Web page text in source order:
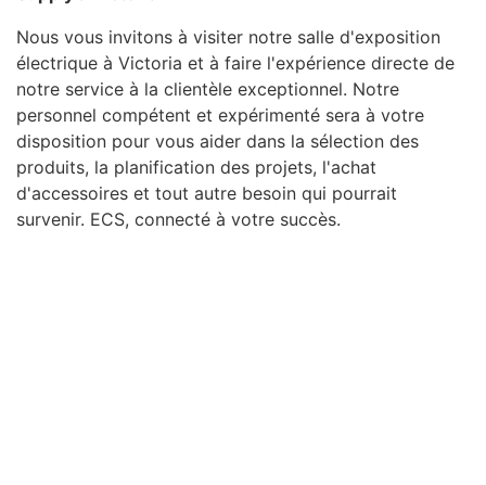
Nous vous invitons à visiter notre salle d'exposition
électrique à Victoria et à faire l'expérience directe de
notre service à la clientèle exceptionnel. Notre
personnel compétent et expérimenté sera à votre
disposition pour vous aider dans la sélection des
produits, la planification des projets, l'achat
d'accessoires et tout autre besoin qui pourrait
survenir. ECS, connecté à votre succès.